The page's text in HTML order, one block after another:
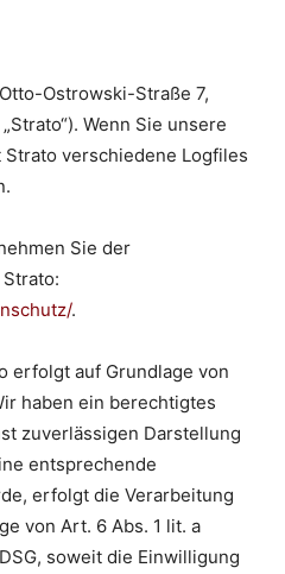
Ostrowski-Straße 7,
Wenn Sie unsere
verschiedene Logfiles
Sie der
.
erfolgt auf Grundlage von
haben ein berechtigtes
zuverlässigen Darstellung
entsprechende
erfolgt die Verarbeitung
von Art. 6 Abs. 1 lit. a
soweit die Einwilligung